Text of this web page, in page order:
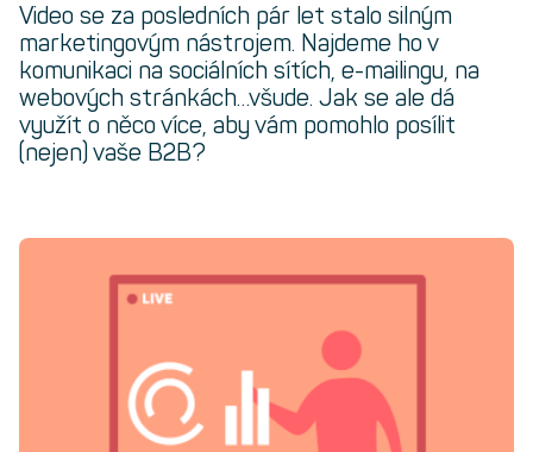
Video se za posledních pár let stalo silným
marketingovým nástrojem. Najdeme ho v
komunikaci na sociálních sítích, e-mailingu, na
webových stránkách…všude. Jak se ale dá
využít o něco více, aby vám pomohlo posílit
(nejen) vaše B2B?